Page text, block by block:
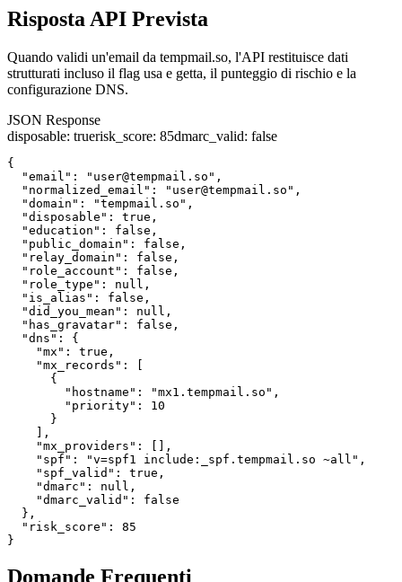
Risposta API Prevista
Quando validi un'email da tempmail.so, l'API restituisce dati
strutturati incluso il flag usa e getta, il punteggio di rischio e la
configurazione DNS.
JSON Response
disposable: truerisk_score: 85dmarc_valid: false
{
  "email": "user@tempmail.so",
  "normalized_email": "user@tempmail.so",
  "domain": "tempmail.so",
  "disposable": true,
  "education": false,
  "public_domain": false,
  "relay_domain": false,
  "role_account": false,
  "role_type": null,
  "is_alias": false,
  "did_you_mean": null,
  "has_gravatar": false,
  "dns": {
    "mx": true,
    "mx_records": [
      {
        "hostname": "mx1.tempmail.so",
        "priority": 10
      }
    ],
    "mx_providers": [],
    "spf": "v=spf1 include:_spf.tempmail.so ~all",
    "spf_valid": true,
    "dmarc": null,
    "dmarc_valid": false
  },
  "risk_score": 85
}
Domande Frequenti